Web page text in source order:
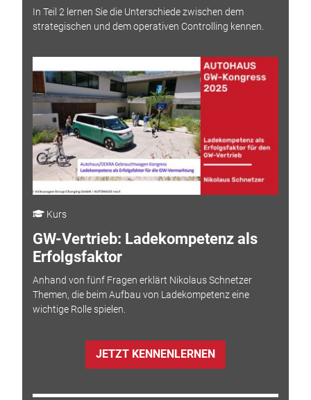
In Teil 2 lernen Sie die Unterschiede zwischen dem
strategischen und dem operativen Controlling kennen.
Kurs
GW-Vertrieb: Ladekompetenz als
Erfolgsfaktor
Anhand von fünf Fragen erklärt Nikolaus Schnetzer
Themen, die beim Aufbau von Ladekompetenz eine
wichtige Rolle spielen.
JETZT KENNENLERNEN